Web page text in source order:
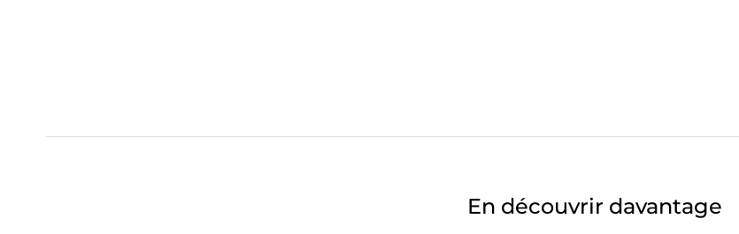
En découvrir davantage